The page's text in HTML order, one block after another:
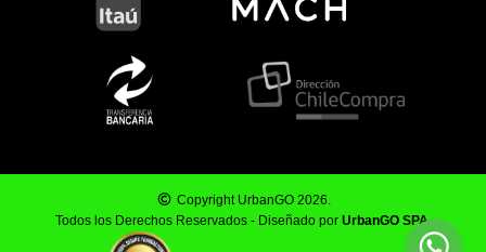
Copyright UrbanGO 2026.
Todos los Derechos Reservados - Diseñado por UrbanGO SPA.